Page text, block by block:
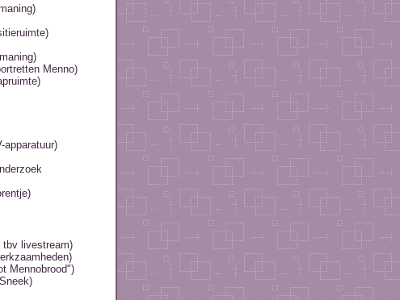
Menno)
apparatuur)
tbv livestream)
Mennobrood")